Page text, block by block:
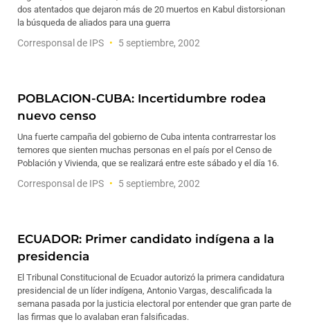
dos atentados que dejaron más de 20 muertos en Kabul distorsionan
la búsqueda de aliados para una guerra
Corresponsal de IPS 5 septiembre, 2002
POBLACION-CUBA: Incertidumbre rodea
nuevo censo
Una fuerte campaña del gobierno de Cuba intenta contrarrestar los
temores que sienten muchas personas en el país por el Censo de
Población y Vivienda, que se realizará entre este sábado y el día 16.
Corresponsal de IPS 5 septiembre, 2002
ECUADOR: Primer candidato indígena a la
presidencia
El Tribunal Constitucional de Ecuador autorizó la primera candidatura
presidencial de un líder indígena, Antonio Vargas, descalificada la
semana pasada por la justicia electoral por entender que gran parte de
las firmas que lo avalaban eran falsificadas.